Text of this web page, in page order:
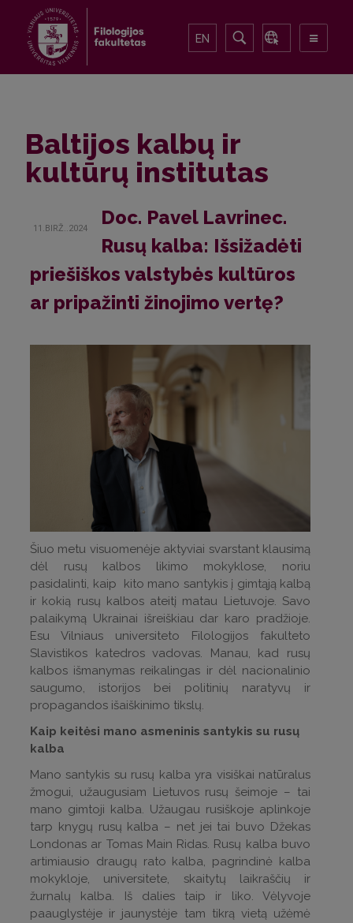
EN
Baltijos kalbų ir
kultūrų institutas
11.BIRŽ..2024
Doc. Pavel Lavrinec.
Rusų kalba: Išsižadėti
priešiškos valstybės kultūros
ar pripažinti žinojimo vertę?
Šiuo metu visuomenėje aktyviai svarstant klausimą
dėl rusų kalbos likimo mokyklose, noriu
pasidalinti, kaip kito mano santykis į gimtąją kalbą
ir kokią rusų kalbos ateitį matau Lietuvoje. Savo
palaikymą Ukrainai išreiškiau dar karo pradžioje.
Esu Vilniaus universiteto Filologijos fakulteto
Slavistikos katedros vadovas. Manau, kad rusų
kalbos išmanymas reikalingas ir dėl nacionalinio
saugumo, istorijos bei politinių naratyvų ir
propagandos išaiškinimo tikslų.
Kaip keitėsi mano asmeninis santykis su rusų
kalba
Mano santykis su rusų kalba yra visiškai natūralus
žmogui, užaugusiam Lietuvos rusų šeimoje – tai
mano gimtoji kalba. Užaugau rusiškoje aplinkoje
tarp knygų rusų kalba – net jei tai buvo Džekas
Londonas ar Tomas Main Ridas. Rusų kalba buvo
artimiausio draugų rato kalba, pagrindinė kalba
mokykloje, universitete, skaitytų laikraščių ir
žurnalų kalba. Iš dalies taip ir liko. Vėlyvoje
paauglystėje ir jaunystėje tam tikrą vietą užėmė